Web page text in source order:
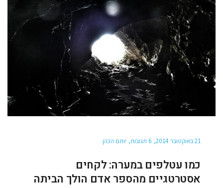
21 באוקטובר 2014 6 תגובות יותם הכהן
כמו עטלפים במערה: לקחים
אסטרטגיים מהספר אדם הולך הביתה